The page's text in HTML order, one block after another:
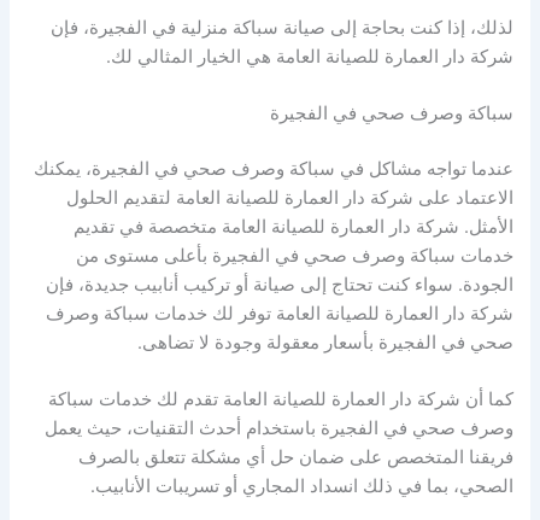
لذلك، إذا كنت بحاجة إلى صيانة سباكة منزلية في الفجيرة، فإن
شركة دار العمارة للصيانة العامة هي الخيار المثالي لك.
سباكة وصرف صحي في الفجيرة
عندما تواجه مشاكل في سباكة وصرف صحي في الفجيرة، يمكنك
الاعتماد على شركة دار العمارة للصيانة العامة لتقديم الحلول
الأمثل. شركة دار العمارة للصيانة العامة متخصصة في تقديم
خدمات سباكة وصرف صحي في الفجيرة بأعلى مستوى من
الجودة. سواء كنت تحتاج إلى صيانة أو تركيب أنابيب جديدة، فإن
شركة دار العمارة للصيانة العامة توفر لك خدمات سباكة وصرف
صحي في الفجيرة بأسعار معقولة وجودة لا تضاهى.
كما أن شركة دار العمارة للصيانة العامة تقدم لك خدمات سباكة
وصرف صحي في الفجيرة باستخدام أحدث التقنيات، حيث يعمل
فريقنا المتخصص على ضمان حل أي مشكلة تتعلق بالصرف
الصحي، بما في ذلك انسداد المجاري أو تسريبات الأنابيب.